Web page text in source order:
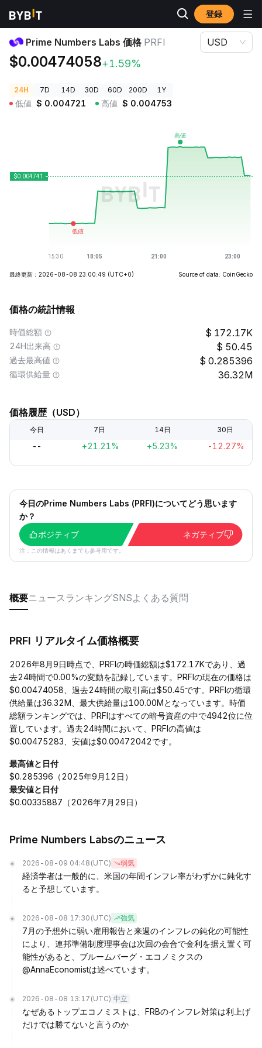
登録
暗号資産価格
Prime Numbers Labs 価格 PRFI
$0.00474058+1.59%
USD
24H 7D 14D 30D 60D 200D 1Y
低値 $ 0.004721 高値 $ 0.004753
最終更新：2026-08-08 23:00:49 (UTC+0) Source of data: CoinGecko
価格の統計情報
時価総額 172.17K
24H出来高 50.45
過去最高値 0.285396
循環供給量 36.32M
価格履歴（USD）
今日 7日 14日 30日
-- +21.21% +5.23% -12.27%
今日のPrime Numbers Labs (PRFI)についてどう思います
か？
ポジティブ
ネガティブ
注：この情報はあくまでも参考用です。
概要ニュース ランキングSNSよくある質問
PRFI リアルタイム価格概要
2026年8月9日時点で、PRFIの時価総額は$172.17Kであり、過
去24時間で0.00%の変動を記録しています。PRFIの現在の価格は
$0.00474058、過去24時間の取引高は$50.45です。PRFIの循環
供給量は36.32M、最大供給量は100.00Mとなっています。時価
総額ランキングでは、PRFIはすべての暗号資産の中で4942位に位
置しています。過去24時間において、PRFIの高値は
$0.00475283、安値は$0.00472042です。
最高値と日付
$0.285396（2025年9月12日）
最安値と日付
$0.00335887（2026年7月29日）
Prime Numbers Labsのニュース
2026-08-09 04:48 (UTC) 弱気
経済学者は一般的に、米国の年間インフレ率がわずかに鈍化す
ると予想しています。
2026-08-08 17:30 (UTC) 強気
7月の予想外に弱い雇用報告と来週のインフレの鈍化の可能性
により、連邦準備制度理事会は次回の会合で金利を据え置く可
能性があると、ブルームバーグ・エコノミクスの
@AnnaEconomistは述べています。
2026-08-08 13:17 (UTC) 中立
なぜあるトップエコノミストは、FRBのインフレ対策は利上げ
だけでは勝てないと言うのか